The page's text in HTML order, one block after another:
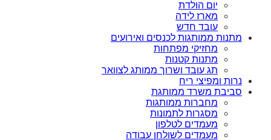
יום הולדת
מארז לידה
עובד חדש
מתנות ממותגות לכנסים ואירועים
מחזיקי מפתחות
מתנות קטנות
תג עובד ושרוך ממותג לצוואר
נרות ומפיצי ריח
סביבת משרד ממותגת
מחברות ממותגות
מסגרות לתמונות
מעמדים לטלפון
מעמדים לשולחן עבודה